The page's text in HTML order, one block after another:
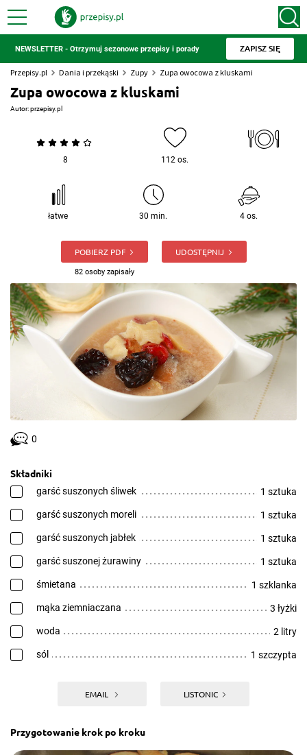
NEWSLETTER - Otrzymuj sezonowe przepisy i porady ZAPISZ SIĘ
Przepisy.pl Dania i przekąski Zupy Zupa owocowa z kluskami
Zupa owocowa z kluskami
Autor:przepisy.pl
8 112 os.
łatwe 30 min. 4 os.
POBIERZ PDF
82 osoby zapisały
UDOSTĘPNIJ
0
Składniki
garść suszonych śliwek 1 sztuka
garść suszonych moreli 1 sztuka
garść suszonych jabłek 1 sztuka
garść suszonej żurawiny 1 sztuka
śmietana 1 szklanka
mąka ziemniaczana 3 łyżki
woda 2 litry
sól 1 szczypta
EMAIL LISTONIC
Przygotowanie krok po kroku